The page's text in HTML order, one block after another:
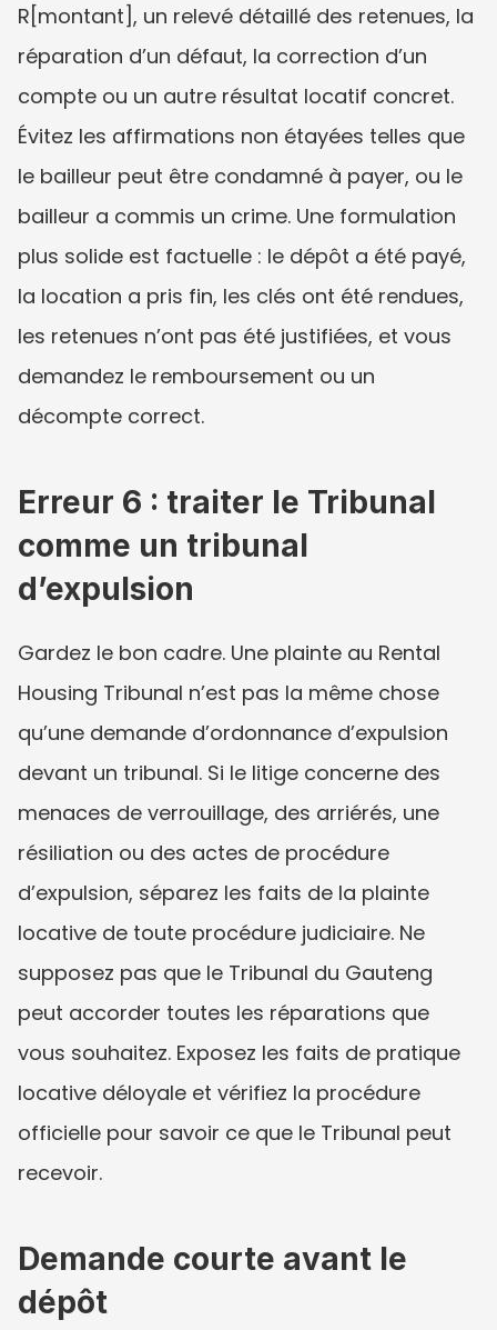
R[montant], un relevé détaillé des retenues, la
réparation d’un défaut, la correction d’un
compte ou un autre résultat locatif concret.
Évitez les affirmations non étayées telles que
le bailleur peut être condamné à payer, ou le
bailleur a commis un crime. Une formulation
plus solide est factuelle : le dépôt a été payé,
la location a pris fin, les clés ont été rendues,
les retenues n’ont pas été justifiées, et vous
demandez le remboursement ou un
décompte correct.
Erreur 6 : traiter le Tribunal
comme un tribunal
d’expulsion
Gardez le bon cadre. Une plainte au Rental
Housing Tribunal n’est pas la même chose
qu’une demande d’ordonnance d’expulsion
devant un tribunal. Si le litige concerne des
menaces de verrouillage, des arriérés, une
résiliation ou des actes de procédure
d’expulsion, séparez les faits de la plainte
locative de toute procédure judiciaire. Ne
supposez pas que le Tribunal du Gauteng
peut accorder toutes les réparations que
vous souhaitez. Exposez les faits de pratique
locative déloyale et vérifiez la procédure
officielle pour savoir ce que le Tribunal peut
recevoir.
Demande courte avant le
dépôt